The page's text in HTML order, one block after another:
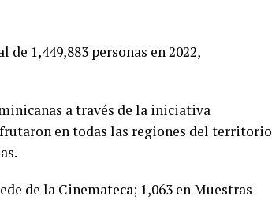
1,449,883 personas en 2022,
a través de la iniciativa
en todas las regiones del territorio
de la Cinemateca; 1,063 en Muestras